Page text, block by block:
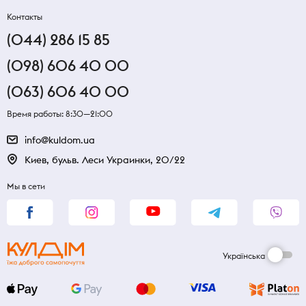
Контакты
(044) 286 15 85
(098) 606 40 00
(063) 606 40 00
Время работы: 8:30—21:00
info@kuldom.ua
Киев, бульв. Леси Украинки, 20/22
Мы в сети
Українська